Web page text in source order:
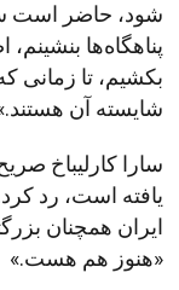
شود، حاضر است
پناهگاه‌ها
بکشیم، تا زمانی
شایسته آن
سارا کارلیباخ
یافته است، رد
ایران همچنان
«هنوز هم هست.»